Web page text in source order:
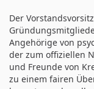
Der
Angehörige von
der zum offiziellen
und Freunde von
zu einem fairen